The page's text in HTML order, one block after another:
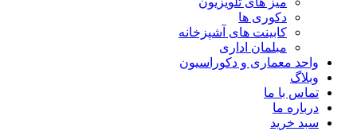
دکوری ها
کابینت های آشپزخانه
مبلمان اداری
واحد معماری و دکوراسیون
وبلاگ
تماس با ما
درباره ما
سبد خرید